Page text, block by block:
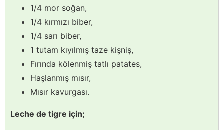
1/4 mor soğan,
1/4 kırmızı biber,
1/4 sarı biber,
1 tutam kıyılmış taze kişniş,
Fırında kölenmiş tatlı patates,
Haşlanmış mısır,
Mısır kavurgası.
Leche de tigre için;